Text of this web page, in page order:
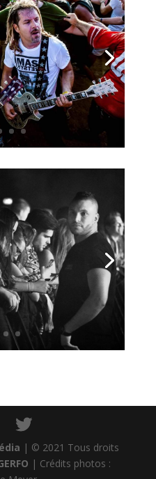
| © 2021 Tous droits
| Crédits photos :